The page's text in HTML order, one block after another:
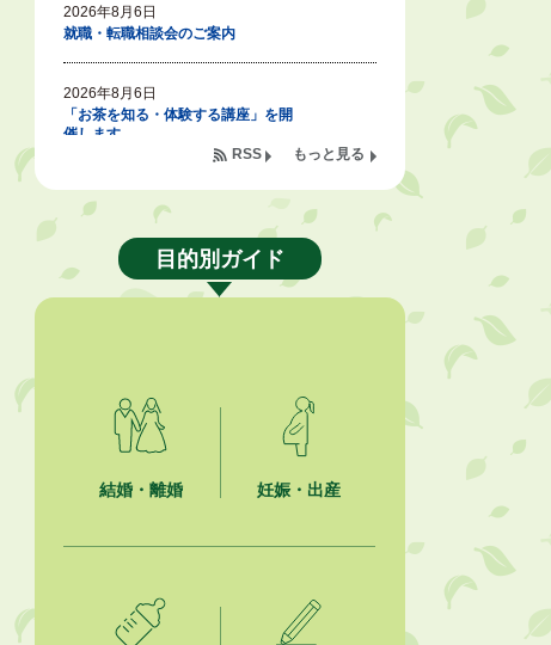
2026年8月6日
就職・転職相談会のご案内
2026年8月6日
「お茶を知る・体験する講座」を開
催します
2026年8月5日
ジュビロ磐田（情報提供・お知ら
2026年8月5日
2026年8月4日
【日本DX大賞2026】ポスターセッ
ション最優秀賞を受賞しました！
2026年8月4日
2026年8月4日
夏季休暇期間 開業医等診療予定
もっと見る
RSS
目的別ガイド
結婚・離婚 妊娠・出産